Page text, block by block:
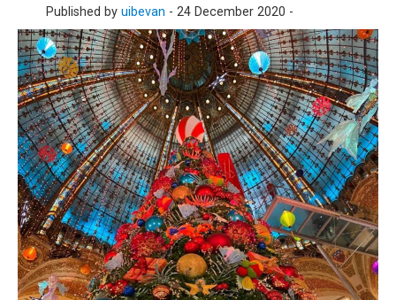
Published by uibevan - 24 December 2020 -